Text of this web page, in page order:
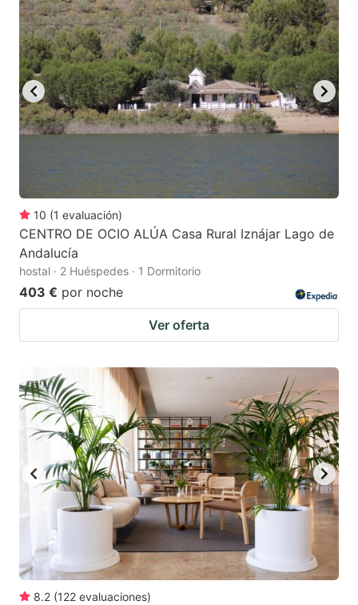
10 (1 evaluación)
CENTRO DE OCIO ALÚA Casa Rural Iznájar Lago de
Andalucía
hostal · 2 Huéspedes · 1 Dormitorio
403 € por noche
Ver oferta
8.2 (122 evaluaciones)